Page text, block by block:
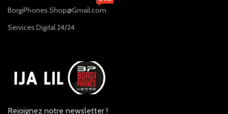
BorgiPhones.Shop@Gmail.com
Services Digital 24/24
Rejoignez notre newsletter !